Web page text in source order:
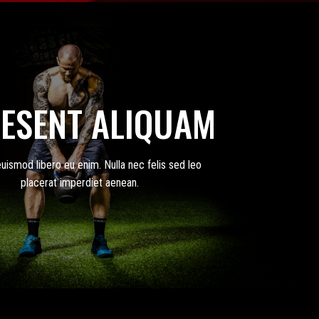
ALIQUAM
libero eu enim. Nulla nec felis sed leo
placerat imperdiet aenean.